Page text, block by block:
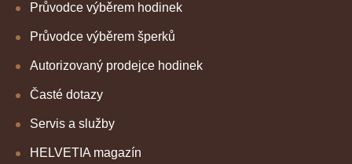
Průvodce výběrem hodinek
Průvodce výběrem šperků
Autorizovaný prodejce hodinek
Časté dotazy
Servis a služby
HELVETIA magazín